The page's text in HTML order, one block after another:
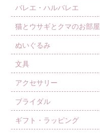
バレエ・ハルバレエ
猫とウサギとクマのお部屋
ぬいぐるみ
文具
アクセサリー
ブライダル
ギフト・ラッピング